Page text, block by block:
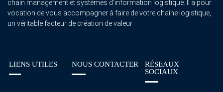
chain management et systèmes d’information logistique. Il a pour
vocation de vous accompagner à faire de votre chaîne logistique,
un véritable facteur de création de valeur
LIENS UTILES NOUS CONTACTER
RÉSEAUX
SOCIAUX